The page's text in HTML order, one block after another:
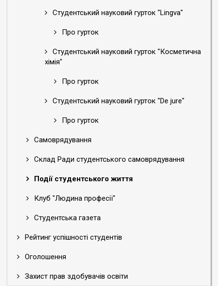
Студентський науковий гурток "Lingva"
Про гурток
Студентський науковий гурток "Косметична
хімія"
Про гурток
Студентський науковий гурток "De jure"
Про гурток
Самоврядування
Склад Ради студентського самоврядування
Події студентського життя
Клуб "Людина професії"
Студентська газета
Рейтинг успішності студентів
Оголошення
Захист прав здобувачів освіти